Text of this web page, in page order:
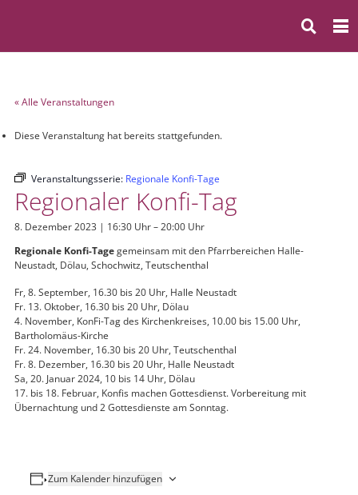
« Alle Veranstaltungen
Diese Veranstaltung hat bereits stattgefunden.
Veranstaltungsserie: Regionale Konfi-Tage
Regionaler Konfi-Tag
8. Dezember 2023 | 16:30 Uhr–20:00 Uhr
Regionale Konfi-Tagegemeinsam mit den Pfarrbereichen Halle-
Neustadt, Dölau, Schochwitz, Teutschenthal
Fr, 8. September, 16.30 bis 20 Uhr, Halle Neustadt
Fr. 13. Oktober, 16.30 bis 20 Uhr, Dölau
4. November, KonFi-Tag des Kirchenkreises, 10.00 bis 15.00 Uhr,
Bartholomäus-Kirche
Fr. 24. November, 16.30 bis 20 Uhr, Teutschenthal
Fr. 8. Dezember, 16.30 bis 20 Uhr, Halle Neustadt
Sa, 20. Januar 2024, 10 bis 14 Uhr, Dölau
17. bis 18. Februar, Konfis machen Gottesdienst. Vorbereitung mit
Übernachtung und 2 Gottesdienste am Sonntag.
Zum Kalender hinzufügen